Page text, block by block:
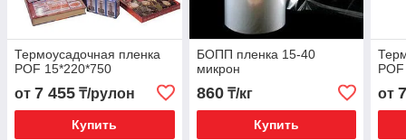
Термоусадочная пленка
POF 15*220*750
от 7 455 ₸/рулон
Купить
БОПП пленка 15-40
микрон
860₸/кг
Купить
от